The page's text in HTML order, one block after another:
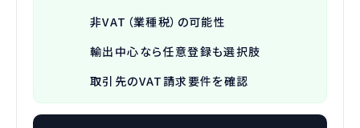
非VAT（業種税）の可能性
輸出中心なら任意登録も選択肢
取引先のVAT請求要件を確認